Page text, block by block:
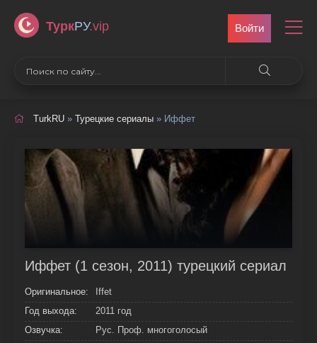
ТуркРУ.vip Войти
TurkRU » Турецкие сериалы » Иффет
Иффет (1 сезон, 2011) турецкий сериал
Оригинальное:
Iffet
Год выхода:
2011 год
Озвучка:
Рус. Проф. многоголосый